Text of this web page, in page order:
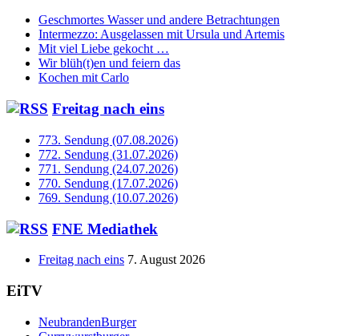
Geschmortes Wasser und andere Betrachtungen
Intermezzo: Ausgelassen mit Ursula und Artemis
Mit viel Liebe gekocht …
Wir blüh(t)en und feiern das
Kochen mit Carlo
Freitag nach eins
773. Sendung (07.08.2026)
772. Sendung (31.07.2026)
771. Sendung (24.07.2026)
770. Sendung (17.07.2026)
769. Sendung (10.07.2026)
FNE Mediathek
Freitag nach eins 7. August 2026
EiTV
NeubrandenBurger